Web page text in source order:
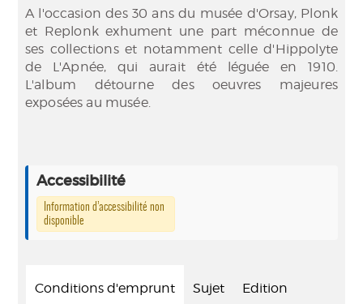
A l'occasion des 30 ans du musée d'Orsay, Plonk
et Replonk exhument une part méconnue de
ses collections et notamment celle d'Hippolyte
de L'Apnée, qui aurait été léguée en 1910.
L'album détourne des oeuvres majeures
exposées au musée.
Accessibilité
Information d’accessibilité non
disponible
Conditions d'emprunt Sujet Edition